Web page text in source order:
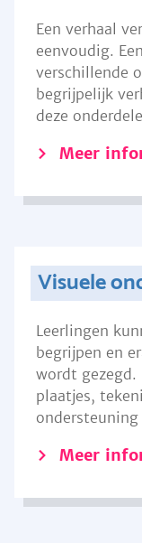
Een verhaal
eenvoudig.
verschillende
begrijpelijk
deze
Meer
Visuele
Leerlingen
begrijpen en
wordt gezegd.
plaatjes,
Meer